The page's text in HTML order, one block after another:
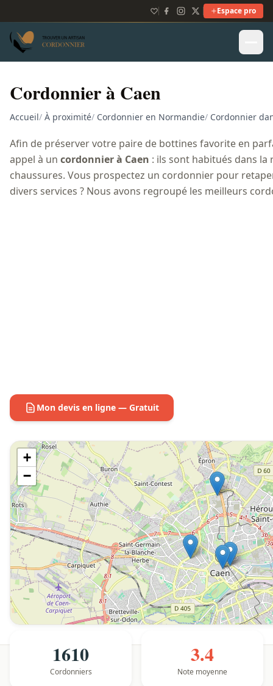
Espace pro
Cordonnier à Caen
Accueil/ À proximité/ Cordonnier en Normandie/ Cordonnier
Afin de préserver votre paire de bottines favorite en
appel à un cordonnier à Caen : ils sont habitués dans la
chaussures. Vous prospectez un cordonnier pour
divers services ? Nous avons regroupé les meilleurs
Mon devis en ligne — Gratuit
+
−
1610
Cordonniers
3.4
Note moyenne